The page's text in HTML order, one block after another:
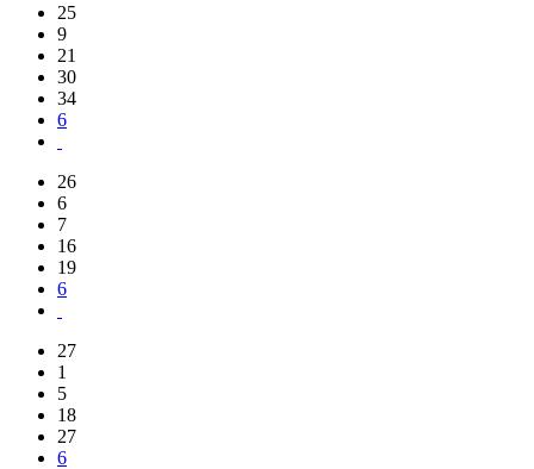
25
9
21
30
34
6
26
6
7
16
19
6
27
1
5
18
27
6